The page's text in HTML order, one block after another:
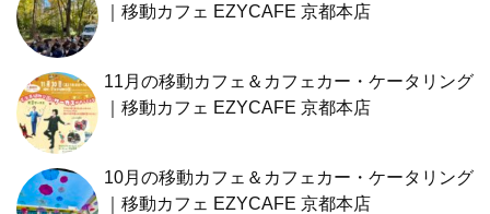
｜移動カフェ EZYCAFE 京都本店
11月の移動カフェ＆カフェカー・ケータリング
｜移動カフェ EZYCAFE 京都本店
10月の移動カフェ＆カフェカー・ケータリング
｜移動カフェ EZYCAFE 京都本店